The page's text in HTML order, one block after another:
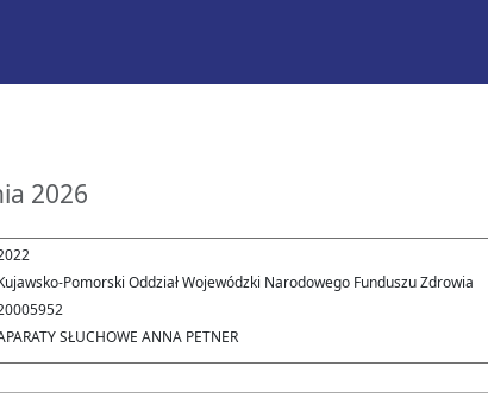
2026
Pomorski Oddział Wojewódzki Narodowego Funduszu Zdrowia
SŁUCHOWE ANNA PETNER